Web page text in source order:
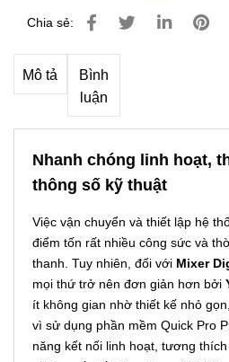
Chia sẻ:
Mô tả
Bình
luận
Nhanh chóng linh hoạt,
thông số kỹ thuật
Việc vận chuyển và thiết lập hệ
điểm tốn rất nhiều công sức và
thanh. Tuy nhiên, đối với Mixer
mọi thứ trở nên đơn giản hơn bởi
ít không gian nhờ thiết kế nhỏ
vì sử dụng phần mềm Quick Pro
năng kết nối linh hoạt, tương